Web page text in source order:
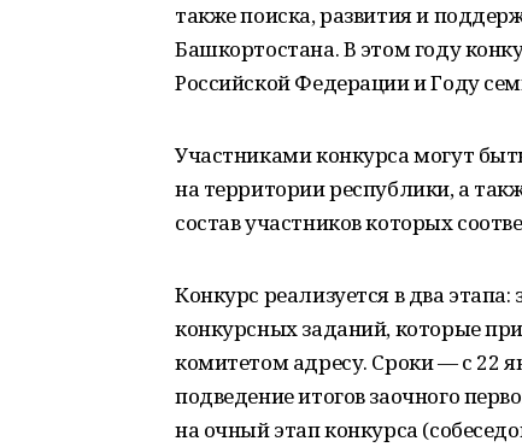
также поиска, развития и
Башкортостана. В этом году
Российской Федерации и Году
Участниками конкурса могут
на территории республики, а
состав участников которых
Конкурс реализуется в два
конкурсных заданий, которые
комитетом адресу. Сроки — с 22
подведение итогов заочного
на очный этап конкурса